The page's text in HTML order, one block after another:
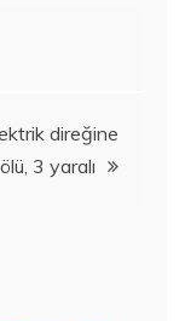
direğine
3 yaralı